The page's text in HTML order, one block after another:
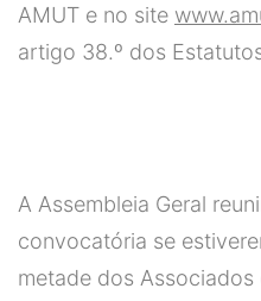
AMUT e no site
artigo 38.º dos
A Assembleia Geral
convocatória se
metade dos